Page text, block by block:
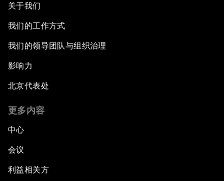
关于我们
我们的工作方式
我们的领导团队与组织治理
影响力
北京代表处
更多内容
中心
会议
利益相关方